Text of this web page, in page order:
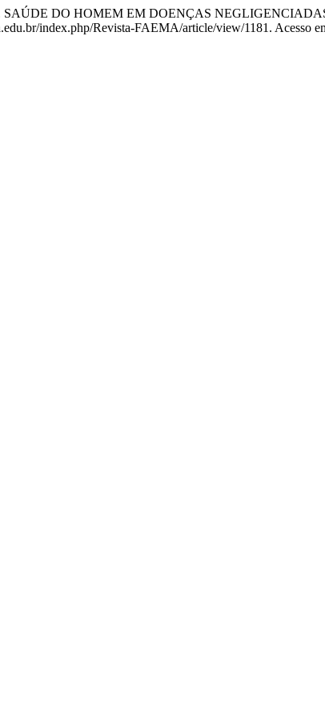
SAÚDE DO HOMEM EM DOENÇAS
index.php/Revista-FAEMA/article/view/1181. Acesso